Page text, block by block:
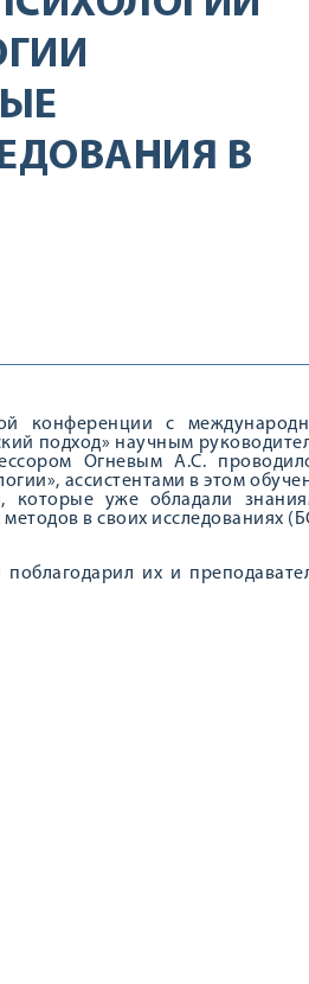
В
конференции с
подход» научным
Огневым А.С.
ассистентами в этом
которые уже обладали
в своих исследованиях
их и